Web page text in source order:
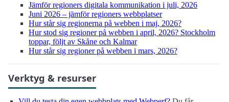
Jämför regioners digitala kommunikation i juli, 2026
Juni 2026 – jämför regioners webbplatser
Hur står sig regionerna på webben i maj, 2026?
Hur stod sig regioner på webben i april, 2026? Stockholm
toppar, följt av Skåne och Kalmar
Hur står sig regioner på webben i mars, 2026?
Verktyg & resurser